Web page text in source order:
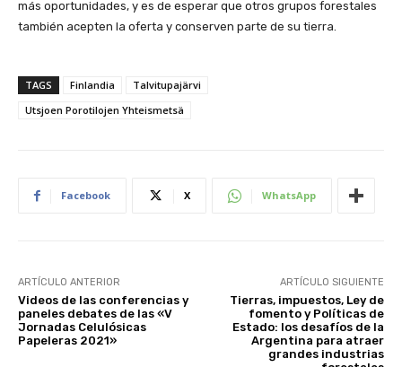
más oportunidades, y es de esperar que otros grupos forestales
también acepten la oferta y conserven parte de su tierra.
TAGS Finlandia
Talvitupajärvi
Utsjoen Porotilojen Yhteismetsä
Facebook X WhatsApp
ARTÍCULO ANTERIOR
Videos de las conferencias y
paneles debates de las «V
Jornadas Celulósicas
Papeleras 2021»
ARTÍCULO SIGUIENTE
Tierras, impuestos, Ley de
fomento y Políticas de
Estado: los desafíos de la
Argentina para atraer
grandes industrias